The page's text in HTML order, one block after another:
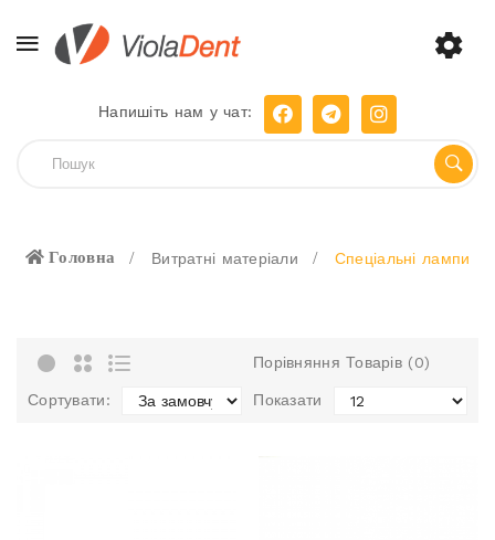
Напишіть нам у чат:
Головна Витратні матеріали Спеціальні лампи
Порівняння Товарів (0)
Сортувати: Показати